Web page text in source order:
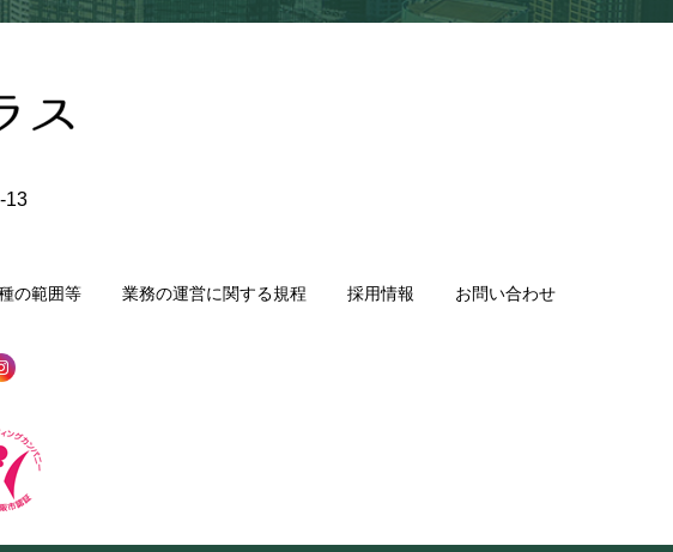
13
の範囲等 業務の運営に関する規程 採用情報 お問い合わせ